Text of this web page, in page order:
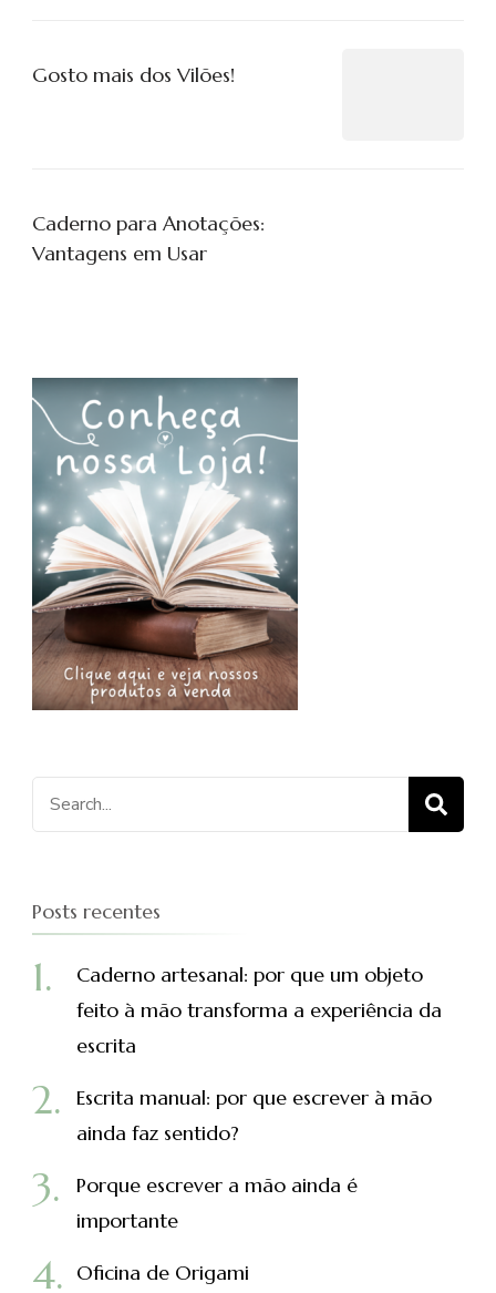
Gosto mais dos Vilões!
Caderno para Anotações:
Vantagens em Usar
Procurar
por:
Posts recentes
Caderno artesanal: por que um objeto
feito à mão transforma a experiência da
escrita
Escrita manual: por que escrever à mão
ainda faz sentido?
Porque escrever a mão ainda é
importante
Oficina de Origami